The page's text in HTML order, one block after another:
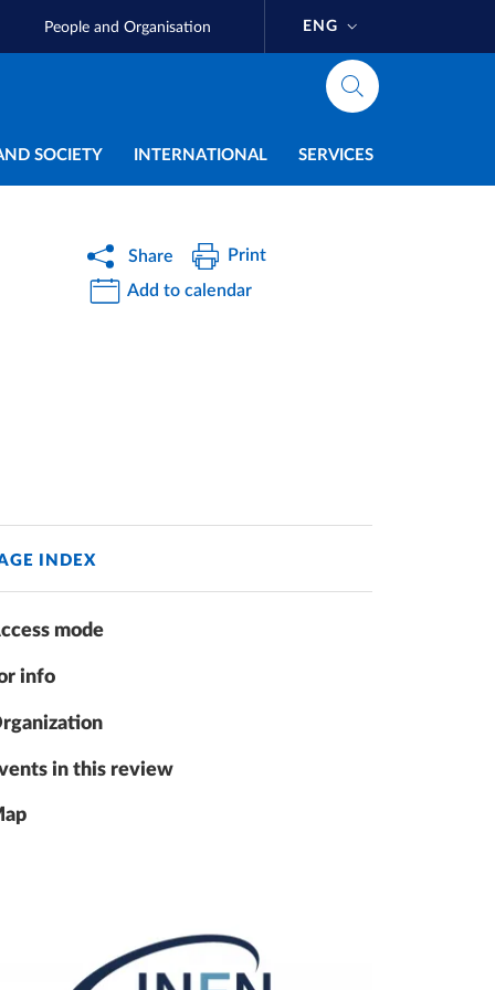
People and Organisation ENG
SOCIETY INTERNATIONAL SERVICES
Share
Print
Add to calendar
INDEX
mode
info
in this review